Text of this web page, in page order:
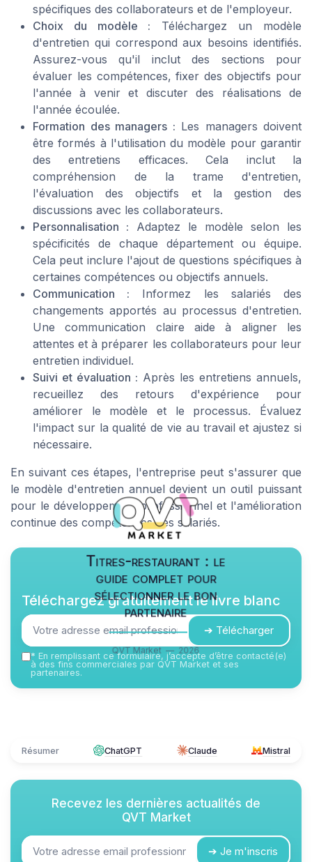
spécifiques des collaborateurs et de l'employeur.
Choix du modèle : Téléchargez un modèle
d'entretien qui correspond aux besoins identifiés.
Assurez-vous qu'il inclut des sections pour
évaluer les compétences, fixer des objectifs pour
l'année à venir et discuter des réalisations de
l'année écoulée.
Formation des managers : Les managers doivent
être formés à l'utilisation du modèle pour garantir
des entretiens efficaces. Cela inclut la
compréhension de la trame d'entretien,
l'évaluation des objectifs et la gestion des
discussions avec les collaborateurs.
Personnalisation : Adaptez le modèle selon les
spécificités de chaque département ou équipe.
Cela peut inclure l'ajout de questions spécifiques à
certaines compétences ou objectifs annuels.
Communication : Informez les salariés des
changements apportés au processus d'entretien.
Une communication claire aide à aligner les
attentes et à préparer les collaborateurs pour leur
entretien individuel.
Suivi et évaluation : Après les entretiens annuels,
recueillez des retours d'expérience pour
améliorer le modèle et le processus. Évaluez
l'impact sur la qualité de vie au travail et ajustez si
nécessaire.
En suivant ces étapes, l'entreprise peut s'assurer que
le modèle d'entretien annuel devient un outil puissant
pour le développement professionnel et l'amélioration
continue des compétences des salariés.
Titres-restaurant : le
guide complet pour
sélectionner le bon
partenaire
QVT Market — 2026
Téléchargez gratuitement le livre blanc
➔ Télécharger
* En remplissant ce formulaire, j’accepte d’être contacté(e)
à des fins commerciales par QVT Market et ses
partenaires.
Résumer ChatGPT Claude Mistral
Recevez les dernières actualités de
QVT Market
➔ Je m'inscris